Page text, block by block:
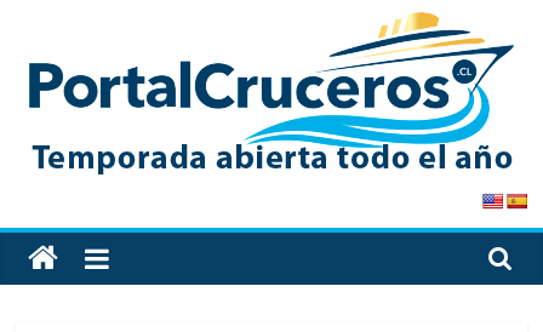
content
PortalCruceros
Toda
la